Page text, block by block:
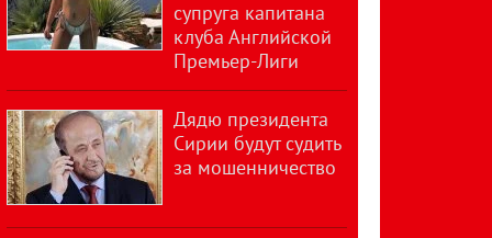
супруга капитана
клуба Английской
Премьер-Лиги
Дядю президента
Сирии будут судить
за мошенничество